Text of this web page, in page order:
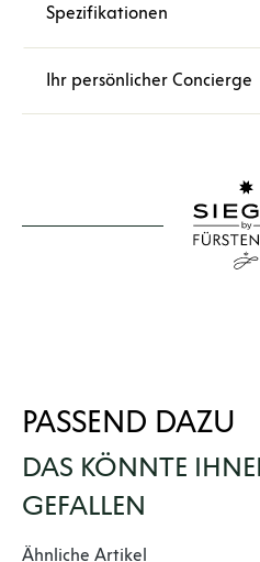
Spezifikationen
Ihr persönlicher Concierge
PASSEND DAZU
DAS KÖNNTE
GEFALLEN
Produktgalerie überspringen
Ähnliche Artikel